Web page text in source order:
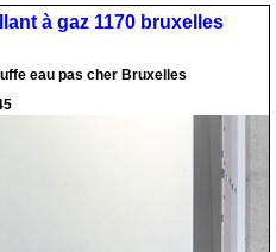
à gaz 1170 bruxelles
eau pas cher Bruxelles